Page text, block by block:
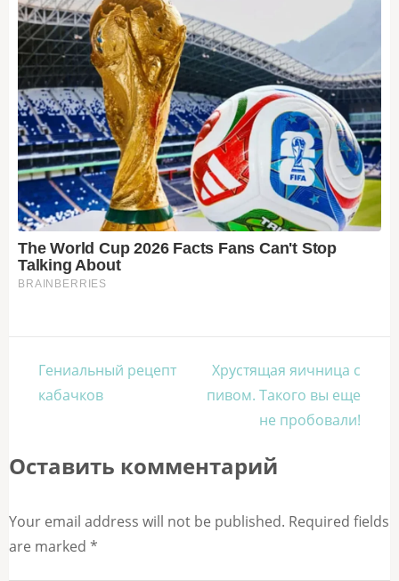
Навигация
по
Гениальный рецепт
кабачков
Хрустящая яичница с
пивом. Такого вы еще
не пробовали!
Оставить комментарий
Your email address will not be published. Required fields
are marked *